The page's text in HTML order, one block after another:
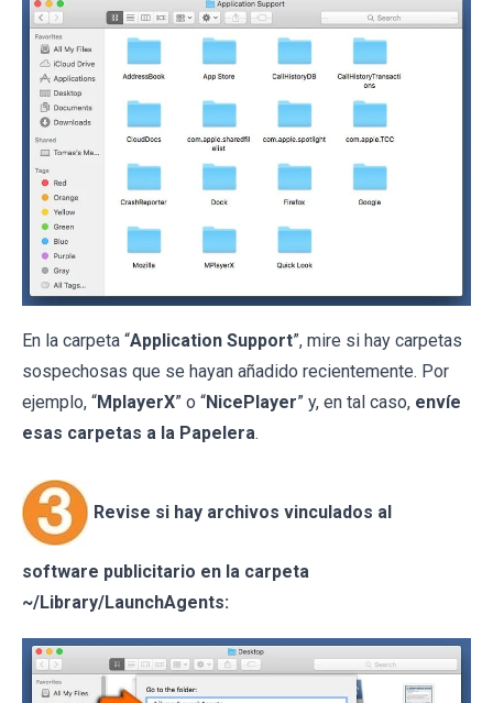
En la carpeta “Application Support”, mire si hay carpetas
sospechosas que se hayan añadido recientemente. Por
ejemplo, “MplayerX” o “NicePlayer” y, en tal caso, envíe
esas carpetas a la Papelera.
Revise si hay archivos vinculados al
software publicitario en la carpeta
~/Library/LaunchAgents: